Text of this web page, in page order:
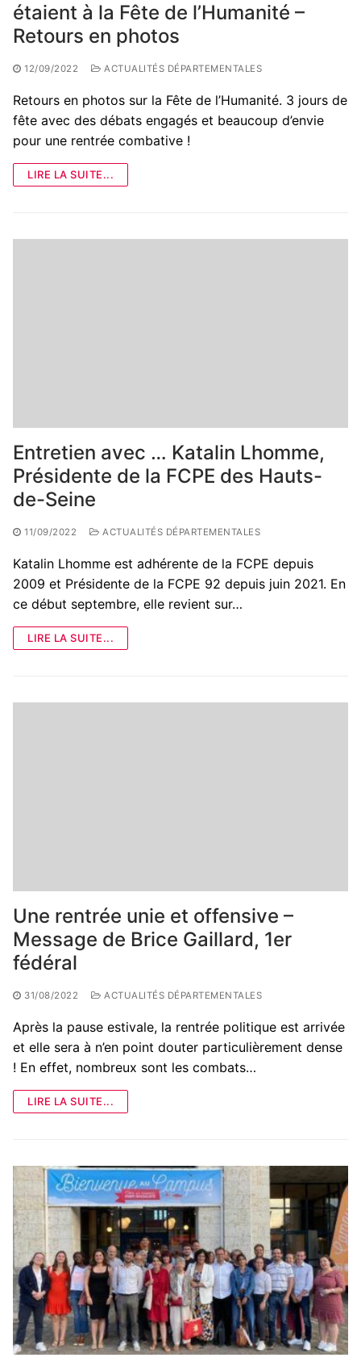
étaient à la Fête de l’Humanité –
Retours en photos
12/09/2022 ACTUALITÉS DÉPARTEMENTALES
Retours en photos sur la Fête de l’Humanité. 3 jours de
fête avec des débats engagés et beaucoup d’envie
pour une rentrée combative !
LIRE LA SUITE...
Entretien avec … Katalin Lhomme,
Présidente de la FCPE des Hauts-
de-Seine
11/09/2022 ACTUALITÉS DÉPARTEMENTALES
Katalin Lhomme est adhérente de la FCPE depuis
2009 et Présidente de la FCPE 92 depuis juin 2021. En
ce début septembre, elle revient sur…
LIRE LA SUITE...
Une rentrée unie et offensive –
Message de Brice Gaillard, 1er
fédéral
31/08/2022 ACTUALITÉS DÉPARTEMENTALES
Après la pause estivale, la rentrée politique est arrivée
et elle sera à n’en point douter particulièrement dense
! En effet, nombreux sont les combats…
LIRE LA SUITE...